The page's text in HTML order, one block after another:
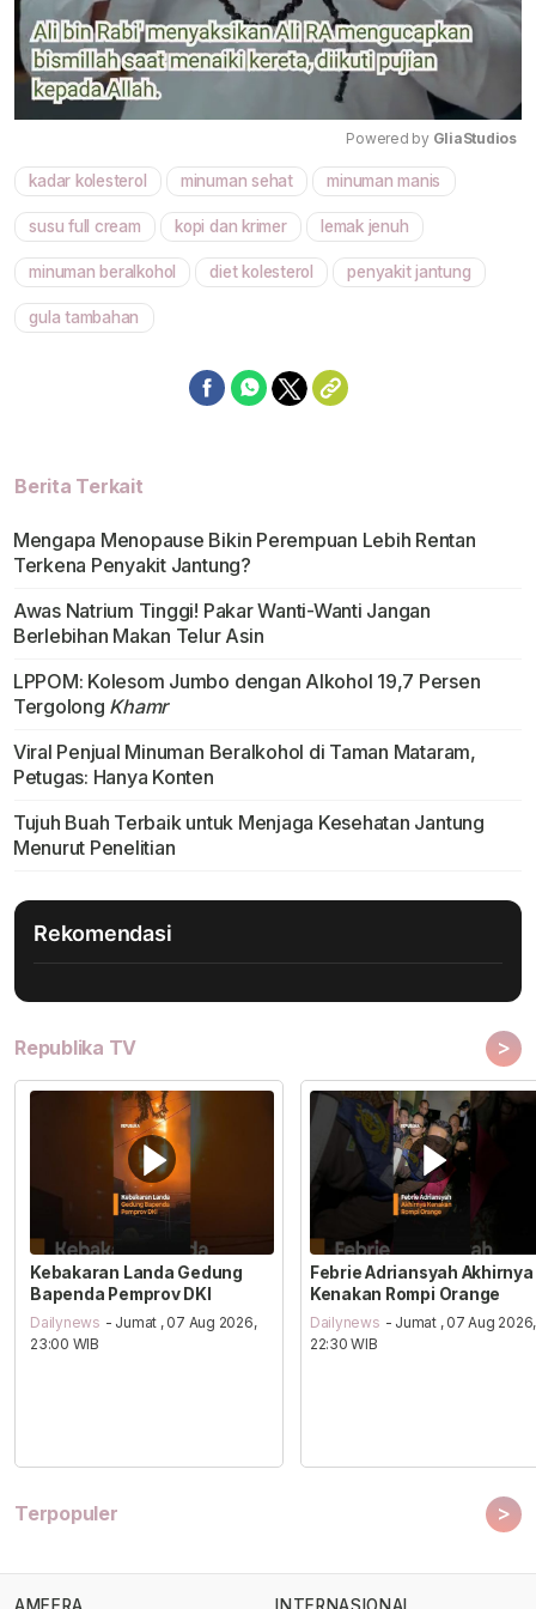
Mute
Powered by GliaStudios
kadar kolesterol minuman sehat minuman manis
susu full cream kopi dan krimer lemak jenuh
minuman beralkohol diet kolesterol penyakit jantung
gula tambahan
Berita Terkait
Mengapa Menopause Bikin Perempuan Lebih Rentan
Terkena Penyakit Jantung?
Awas Natrium Tinggi! Pakar Wanti-Wanti Jangan
Berlebihan Makan Telur Asin
LPPOM: Kolesom Jumbo dengan Alkohol 19,7 Persen
Tergolong Khamr
Viral Penjual Minuman Beralkohol di Taman Mataram,
Petugas: Hanya Konten
Tujuh Buah Terbaik untuk Menjaga Kesehatan Jantung
Menurut Penelitian
Rekomendasi
Republika TV >
Kebakaran Landa Gedung
Bapenda Pemprov DKI
Dailynews - Jumat , 07 Aug 2026,
23:00 WIB
Febrie Adriansyah Akhirnya
Kenakan Rompi Orange
Dailynews - Jumat , 07 Aug 2026,
22:30 WIB
Terpopuler >